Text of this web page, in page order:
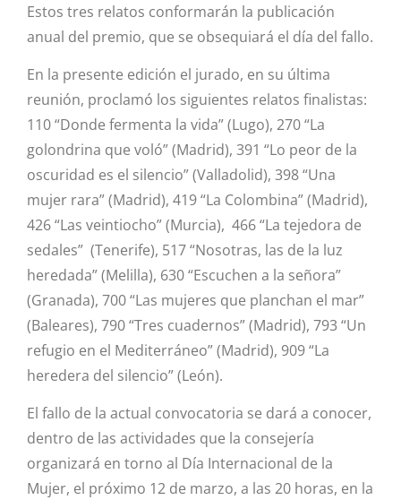
Estos tres relatos conformarán la publicación
anual del premio, que se obsequiará el día del fallo.
En la presente edición el jurado, en su última
reunión, proclamó los siguientes relatos finalistas:
110 “Donde fermenta la vida” (Lugo), 270 “La
golondrina que voló” (Madrid), 391 “Lo peor de la
oscuridad es el silencio” (Valladolid), 398 “Una
mujer rara” (Madrid), 419 “La Colombina” (Madrid),
426 “Las veintiocho” (Murcia), 466 “La tejedora de
sedales” (Tenerife), 517 “Nosotras, las de la luz
heredada” (Melilla), 630 “Escuchen a la señora”
(Granada), 700 “Las mujeres que planchan el mar”
(Baleares), 790 “Tres cuadernos” (Madrid), 793 “Un
refugio en el Mediterráneo” (Madrid), 909 “La
heredera del silencio” (León).
El fallo de la actual convocatoria se dará a conocer,
dentro de las actividades que la consejería
organizará en torno al Día Internacional de la
Mujer, el próximo 12 de marzo, a las 20 horas, en la